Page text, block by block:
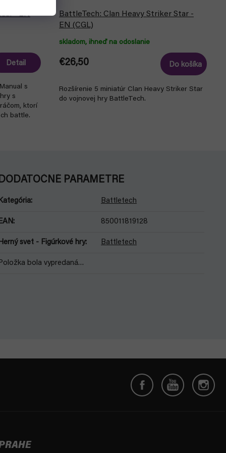
- EN
Detail
s
s
ktorí
battle.
BattleTech: Clan Heavy Striker Star -
EN (CGL)
skladom, ihneď na odoslanie
€26,50 Do košíka
Rozšírenie 5 miniatúr Clan Heavy Striker Star
do vojnovej hry BattleTech.
PARAMETRE
: Battletech
: 850011819128
svet - Figúrkové hry: Battletech
bola vypredaná…